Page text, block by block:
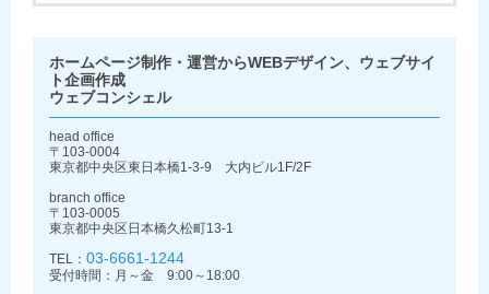
ホームページ制作・運営からWEBデザイン、ウェブサイ
ト企画作成
ウェブコンシェル
head office
〒103-0004
東京都中央区東日本橋1-3-9 大内ビル1F/2F
branch office
〒103-0005
東京都中央区日本橋久松町13-1
TEL： 03-6661-1244
受付時間：月～金 9:00～18:00